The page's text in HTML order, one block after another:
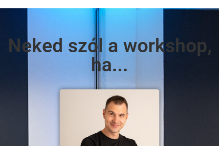
Neked szól a workshop,
ha...